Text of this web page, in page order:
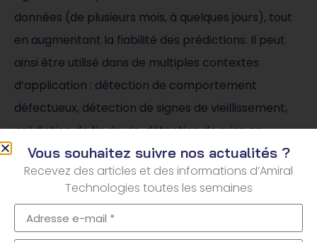
données (de plusieurs mois, à quelques jours), tout
en augmentant la fiabilité des prédictions. Il peut
ainsi être utilisé dans de multiples contextes
d’application : détection de comportement
défectueux, détection de signes de vieillissement,
prédiction de fin de vie, détection de mise en
marche en domotique, analyse de consommation
d’énergie.
Vous
Vous souhaitez suivre nos actualités ?
Recevez des articles et des informations d’Amiral
Technologies toutes les semaines